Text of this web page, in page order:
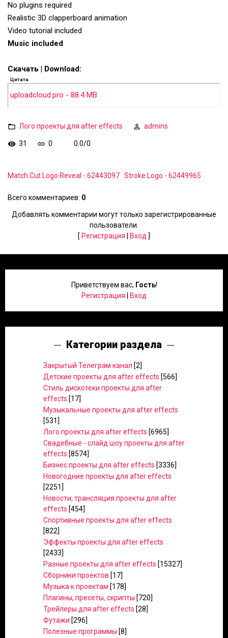
No plugins required
Realistic 3D clapperboard animation
Video tutorial included
Music included
Скачать | Download:
Цитата
uploadcloud.pro - 88.4 MB
Лого проекты для after effects admins
31 0 0.0/0
Match Cut Logo Reveal - 62443097 Stroke Logo - 62449965
Всего комментариев: 0
Добавлять комментарии могут только зарегистрированные
пользователи.
[ Регистрация Вход ]
Приветствуем вас, Гость!
Регистрация
Вход
Категории раздела
Закрытый Телеграм канал [2]
Детские проекты для after effects [566]
Стиль дискотеки проекты для after
effects [17]
Музыкальные проекты для after effects
[531]
Лого проекты для after effects [6965]
Свадебные - слайд шоу проекты для after
effects [8574]
Бизнес проекты для after effects [3336]
Новогодние проекты для after effects
[2251]
Новости, трансляция проекты для after
effects [454]
Спортивные проекты для after effects
[822]
Эффекты проекты для after effects
[2433]
Разные проекты для after effects [15327]
Сборники проектов [17]
Музыка к проектам [178]
Плагины, пресеты, скрипты [720]
Трейлеры для after effects [28]
Футажи [296]
Полезные программы [8]